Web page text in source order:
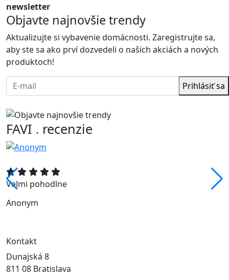
newsletter
Objavte najnovšie trendy
Aktualizujte si vybavenie domácnosti. Zaregistrujte sa,
aby ste sa ako prví dozvedeli o našich akciách a nových
produktoch!
Prihlásiť sa
FAVI . recenzie
Velmi pohodlne
Anonym
Kontakt
Dunajská 8
811 08 Bratislava